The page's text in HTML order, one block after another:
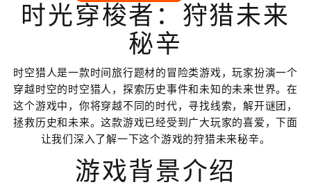
时光穿梭者：狩猎未来
秘辛
时空猎人是一款时间旅行题材的冒险类游戏，玩家扮演一个
穿越时空的时空猎人，探索历史事件和未知的未来世界。在
这个游戏中，你将穿越不同的时代，寻找线索，解开谜团，
拯救历史和未来。这款游戏已经受到广大玩家的喜爱，下面
让我们深入了解一下这个游戏的狩猎未来秘辛。
游戏背景介绍